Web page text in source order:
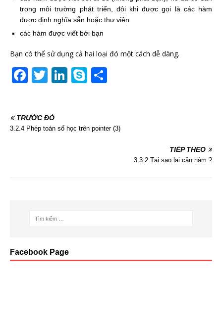
trong môi trường phát triển, đôi khi được gọi là các hàm
được định nghĩa sẵn hoặc thư viện
các hàm được viết bởi bạn
Bạn có thể sử dụng cả hai loại đó một cách dễ dàng.
F
e
T
er
Li
e
S
p e
TRƯỚC ĐÓ
3.2.4 Phép toán số học trên pointer (3)
TIẾP THEO
3.3.2 Tại sao lại cần hàm ?
Facebook Page